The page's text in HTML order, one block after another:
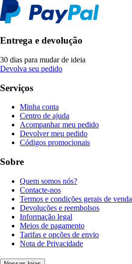
Entrega e devolução
30 dias para mudar de ideia
Devolva seu pedido
Serviços
Minha conta
Centro de ajuda
Acompanhar meu pedido
Devolver meu pedido
Códigos promocionais
Sobre
Quem somos nós?
Contacte-nos
Termos e condições gerais de venda
Devoluções e reembolsos
Informação legal
Meios de pagamento
Tarifas e opções de envio
Nota de Privacidade